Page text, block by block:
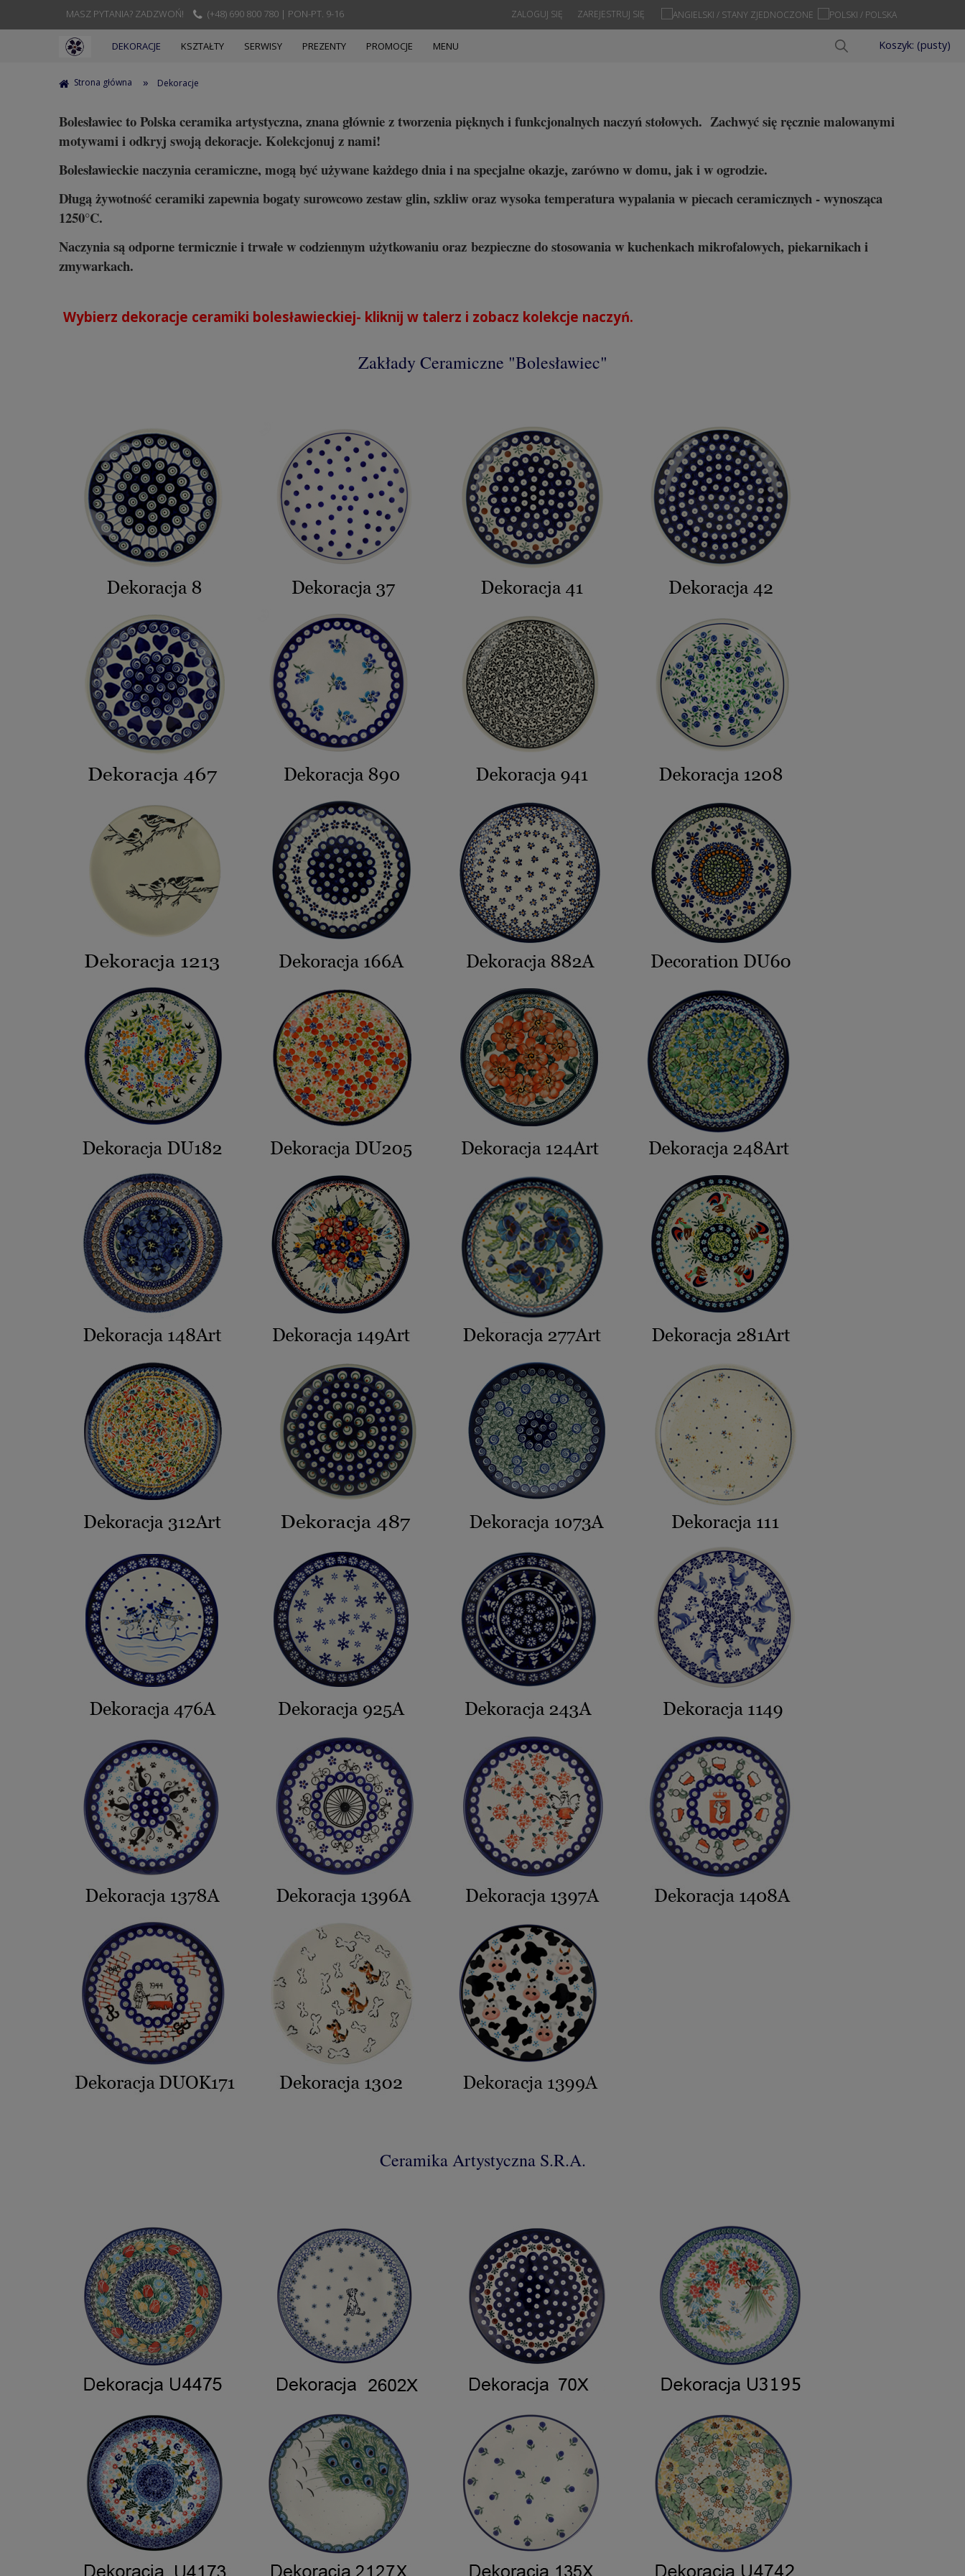
MASZ PYTANIA? ZADZWOŃ! (+48) 690 800 780 | PON-PT. 9-16 ZAREJESTRUJ SIĘ
ZALOGUJ SIĘ
Koszyk: (pusty)
DEKORACJE KSZTAŁTY SERWISY PREZENTY PROMOCJE MENU
Strona główna » Dekoracje
Bolesławiec to Polska ceramika artystyczna, znana głównie z tworzenia pięknych i funkcjonalnych naczyń stołowych. Zachwyć się ręcznie malowanymi
motywami i odkryj swoją dekoracje. Kolekcjonuj z nami!
Bolesławieckie naczynia ceramiczne, mogą być używane każdego dnia i na specjalne okazje, zarówno w domu, jak i w ogrodzie.
Długą żywotność ceramiki zapewnia bogaty surowcowo zestaw glin, szkliw oraz wysoka temperatura wypalania w piecach ceramicznych - wynosząca
1250°C.
Naczynia są odporne termicznie i trwałe w codziennym użytkowaniu oraz bezpieczne do stosowania w kuchenkach mikrofalowych, piekarnikach i
zmywarkach.
Wybierz dekoracje ceramiki bolesławieckiej- kliknij w talerz i zobacz kolekcje naczyń.
Zakłady Ceramiczne "Bolesławiec"
Ceramika Artystyczna S.R.A.